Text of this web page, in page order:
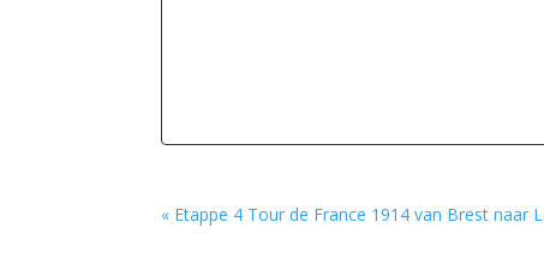
« Etappe 4 Tour de France 1914 van Brest naar